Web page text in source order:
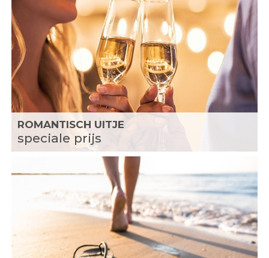
ROMANTISCH UITJE
speciale prijs